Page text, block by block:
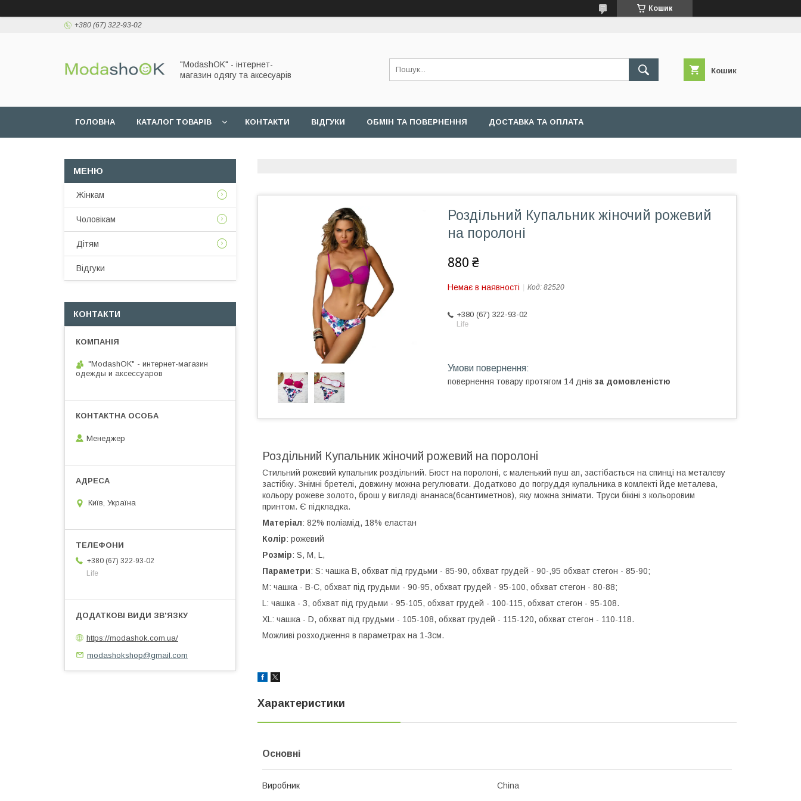
Кошик
+380 (67) 322-93-02
"ModashOK" - інтернет-
магазин одягу та аксесуарів
Кошик
ГОЛОВНА КАТАЛОГ ТОВАРІВ КОНТАКТИ ВІДГУКИ ОБМІН ТА ПОВЕРНЕННЯ ДОСТАВКА ТА ОПЛАТА
Роздільний Купальник жіночий рожевий
на поролоні
880 ₴
Немає в наявності Код: 82520
+380 (67) 322-93-02
Life
повернення товару протягом 14 днів за домовленістю
Роздільний Купальник жіночий рожевий на поролоні
Стильний рожевий купальник роздільний. Бюст на поролоні, є маленький пуш ап, застібається на спинці на металеву
застібку. Знімні бретелі, довжину можна регулювати. Додатково до погруддя купальника в комлекті йде металева,
кольору рожеве золото, брош у вигляді ананаса(6сантиметнов), яку можна знімати. Труси бікіні з кольоровим
принтом. Є підкладка.
Матеріал: 82% поліамід, 18% еластан
Колір: рожевий
Розмір: S, М, L,
Параметри: S: чашка В, обхват під грудьми - 85-90, обхват грудей - 90-,95 обхват стегон - 85-90;
М: чашка - В-С, обхват під грудьми - 90-95, обхват грудей - 95-100, обхват стегон - 80-88;
L: чашка - З, обхват під грудьми - 95-105, обхват грудей - 100-115, обхват стегон - 95-108.
ХL: чашка - D, обхват під грудьми - 105-108, обхват грудей - 115-120, обхват стегон - 110-118.
Можливі розходження в параметрах на 1-3см.
Характеристики
Основні
Виробник China
Жінкам
Чоловікам
Дітям
Відгуки
КОНТАКТИ
"ModashOK" - интернет-магазин
одежды и аксессуаров
Менеджер
Київ, Україна
+380 (67) 322-93-02
Life
https://modashok.com.ua/
modashokshop@gmail.com